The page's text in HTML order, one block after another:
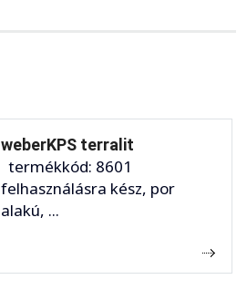
weberKPS terralit
termékkód: 8601
felhasználásra kész, por
alakú, ...